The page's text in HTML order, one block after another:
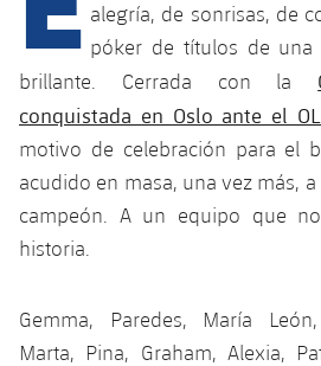
plusicon
más
Instalaciones
Spotify Camp Nou
Estadi Johan Cruyff
alegría, de sonrisas, de
póker de títulos de una
brillante. Cerrada con la
conquistada en Oslo ante el
motivo de celebración para el
acudido en masa, una vez más,
campeón. A un equipo que
historia.
Gemma, Paredes, María
Marta, Pina, Graham, Alexia,